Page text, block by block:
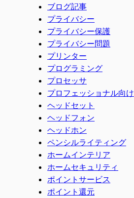
ブログ記事
プライバシー
プライバシー保護
プライバシー問題
プリンター
プログラミング
プロセッサ
プロフェッショナル向け
ヘッドセット
ヘッドフォン
ヘッドホン
ペンシルライティング
ホームインテリア
ホームセキュリティ
ポイントサービス
ポイント還元